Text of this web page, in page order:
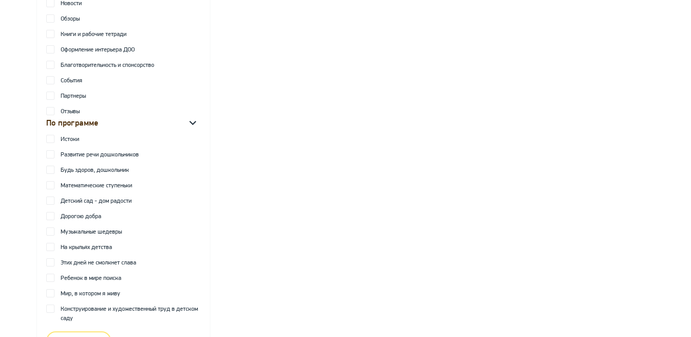
Новости
Обзоры
Книги и рабочие тетради
Оформление интерьера ДОО
Благотворительность и спонсорство
События
Партнеры
Отзывы
По программе
Истоки
Развитие речи дошкольников
Будь здоров, дошкольник
Математические ступеньки
Детский сад - дом радости
Дорогою добра
Музыкальные шедевры
На крыльях детства
Этих дней не смолкнет слава
Ребенок в мире поиска
Мир, в котором я живу
Конструирование и художественный труд в детском
саду